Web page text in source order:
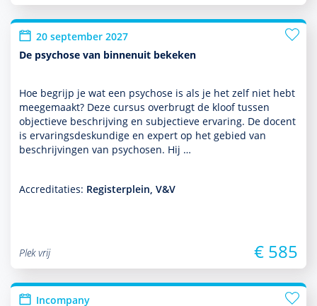
20 september 2027
De psychose van binnenuit bekeken
Hoe begrijp je wat een psychose is als je het zelf niet hebt
meegemaakt? Deze cursus overbrugt de kloof tussen
objectieve beschrijving en subjectieve ervaring. De docent
is ervarings­des­kun­dige en expert op het gebied van
beschrijvingen van psychosen. Hij …
Accreditaties: Registerplein, V&V
Plek vrij € 585
Incompany